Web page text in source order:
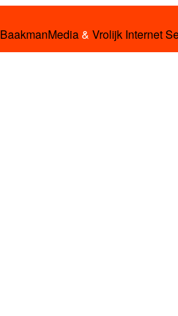
BaakmanMedia& Vrolijk Internet